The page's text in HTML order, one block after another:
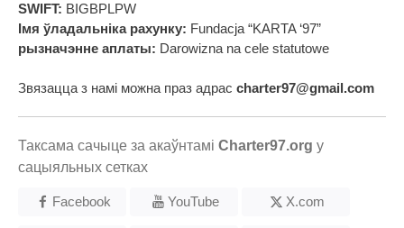
SWIFT: BIGBPLPW
Імя ўладальніка рахунку: Fundacja “KARTA ‘97”
рызначэнне аплаты: Darowizna na cele statutowe
Звязацца з намі можна праз адрас charter97@gmail.com
Таксама сачыце за акаўнтамі Charter97.org у
сацыяльных сетках
Facebook YouTube X.com